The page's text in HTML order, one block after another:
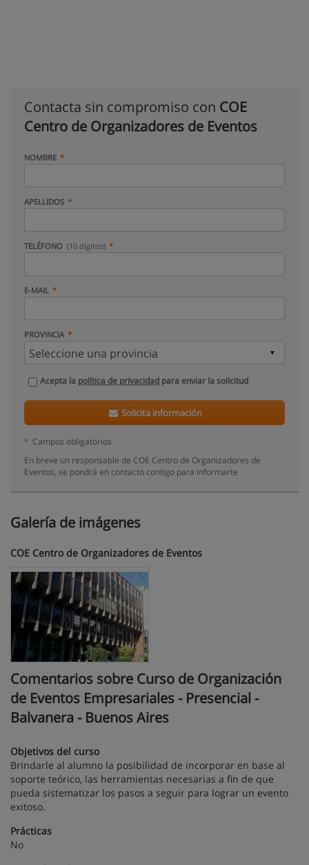
Contacta sin compromiso con COE
Centro de Organizadores de Eventos
NOMBRE
APELLIDOS
TELÉFONO (10 dígitos)
E-MAIL
PROVINCIA
Acepta la política de privacidad para enviar la solicitud
Solicita información
* Campos obligatorios
En breve un responsable de COE Centro de Organizadores de
Eventos, se pondrá en contacto contigo para informarte
Galería de imágenes
COE Centro de Organizadores de Eventos
Comentarios sobre Curso de Organización
de Eventos Empresariales - Presencial -
Balvanera - Buenos Aires
Objetivos del curso
Brindarle al alumno la posibilidad de incorporar en base al
soporte teórico, las herramientas necesarias a fin de que
pueda sistematizar los pasos a seguir para lograr un evento
exitoso.
Prácticas
No